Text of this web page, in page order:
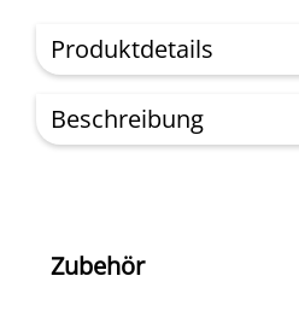
Produktdetails
Beschreibung
Zubehör